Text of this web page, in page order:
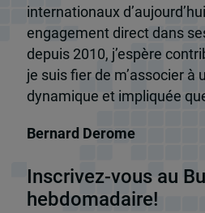
internationaux
engagement direct dans
depuis 2010, j’espère
je suis fier de m’associer à
dynamique et impliquée
Bernard Derome
Inscrivez-vous au
hebdomadaire!